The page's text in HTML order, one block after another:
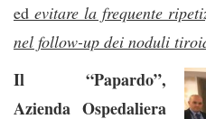
ed evitare la frequente
nel follow-up dei noduli
Il “Papardo”,
Azienda Ospedaliera